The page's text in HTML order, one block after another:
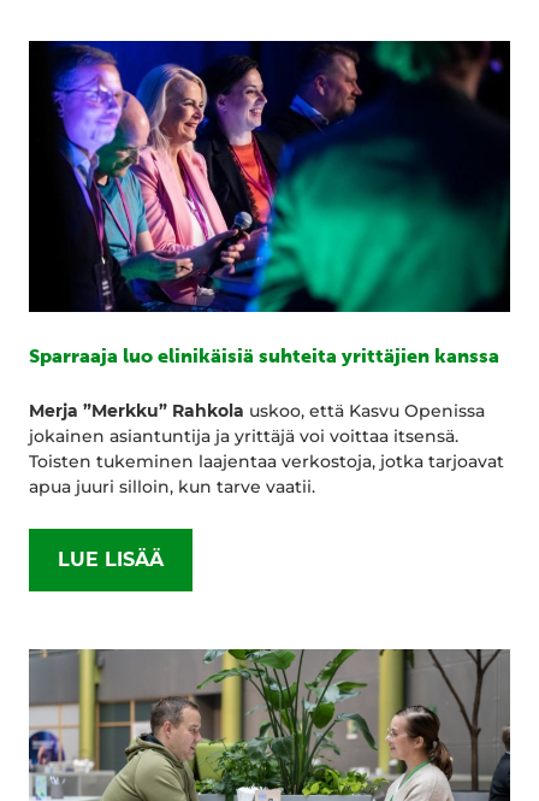
Sparraaja luo elinikäisiä suhteita yrittäjien kanssa
Merja ”Merkku” Rahkola uskoo, että Kasvu Openissa
jokainen asiantuntija ja yrittäjä voi voittaa itsensä.
Toisten tukeminen laajentaa verkostoja, jotka tarjoavat
apua juuri silloin, kun tarve vaatii.
LUE LISÄÄ